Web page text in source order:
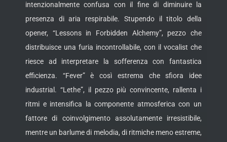
intenzionalmente confusa con il fine di diminuire la
presenza di aria respirabile. Stupendo il titolo della
opener, “Lessons in Forbidden Alchemy”, pezzo che
distribuisce una furia incontrollabile, con il vocalist che
riesce ad interpretare la sofferenza con fantastica
efficienza. “Fever” è così estrema che sfiora idee
industrial. “Lethe”, il pezzo più convincente, rallenta i
ritmi e intensifica la componente atmosferica con un
fattore di coinvolgimento assolutamente irresistibile,
mentre un barlume di melodia, di ritmiche meno estreme,